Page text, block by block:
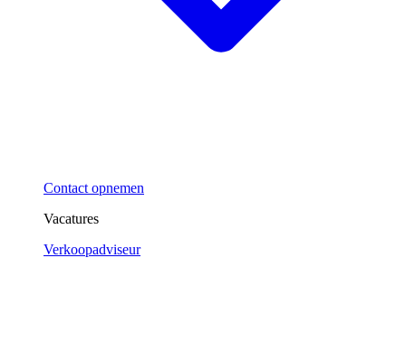
Contact opnemen
Vacatures
Verkoopadviseur